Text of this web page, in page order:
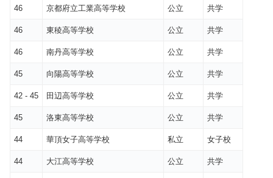
46 京都府立工業高等学校 公立 共学
46 東稜高等学校 公立 共学
46 南丹高等学校 公立 共学
45 向陽高等学校 公立 共学
42 - 45 田辺高等学校 公立 共学
45 洛東高等学校 公立 共学
44 華頂女子高等学校 私立 女子校
44 大江高等学校 公立 共学